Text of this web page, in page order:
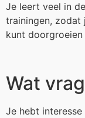
Je leert veel in
trainingen, zodat
kunt
Wat
Je hebt